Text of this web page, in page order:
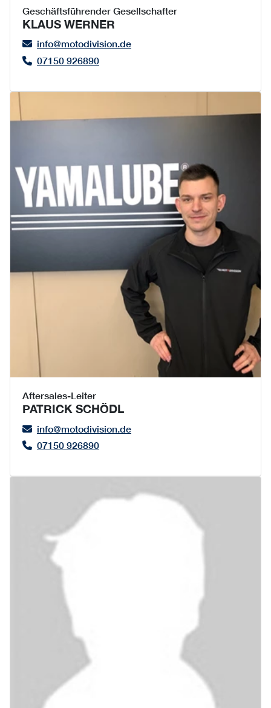
Geschäftsführender Gesellschafter
KLAUS WERNER
info@motodivision.de
07150 926890
Aftersales-Leiter
PATRICK SCHÖDL
info@motodivision.de
07150 926890